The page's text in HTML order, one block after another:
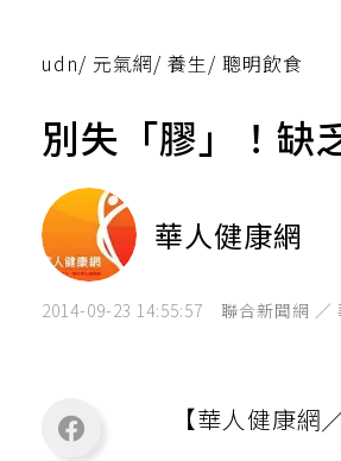
udn/ 元氣網/ 養生/ 聰明飲食
別失「膠」！缺
華人健康網
2014-09-23 14:55:57 聯合新聞網 ／
【華人健康網